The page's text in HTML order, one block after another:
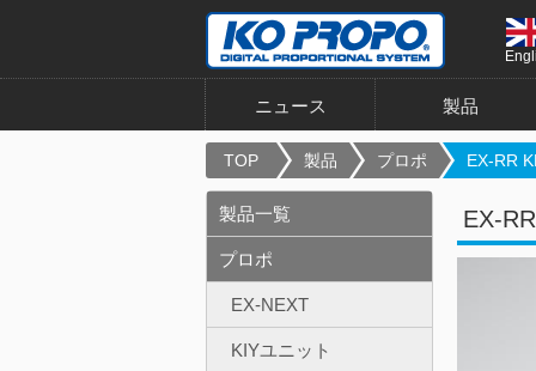
ニュース 製品
TOP 製品 プロポ EX-RR
EX-
製品一覧
プロポ
EX-NEXT
KIYユニット